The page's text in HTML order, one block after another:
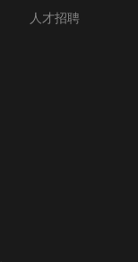
人才招聘